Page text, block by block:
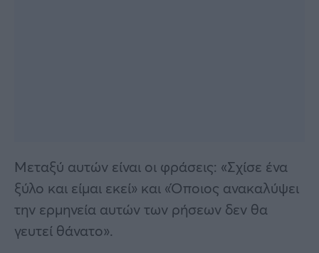
Μεταξύ αυτών είναι οι φράσεις: «Σχίσε ένα
ξύλο και είμαι εκεί» και «Όποιος ανακαλύψει
την ερμηνεία αυτών των ρήσεων δεν θα
γευτεί θάνατο».